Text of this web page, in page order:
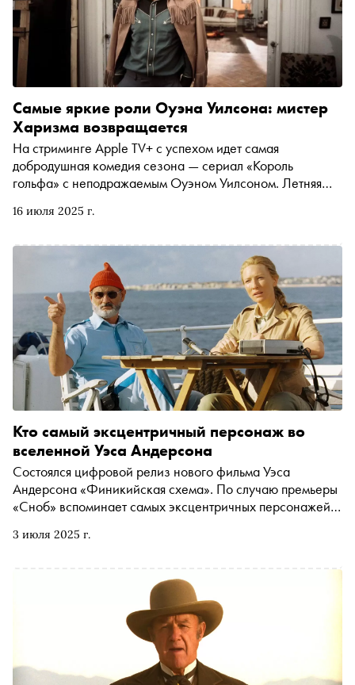
«Безумцев»
16 июля 2025 г.
Самые яркие роли Оуэна Уилсона: мистер
Харизма возвращается
На стриминге Apple TV+ с успехом идет самая
добродушная комедия сезона — сериал «Король
гольфа» с неподражаемым Оуэном Уилсоном. Летняя
заменой «Теду Лассо», предыдущему большому
вспоминает решил пройтись по насыщенной
фильмографии актера и вспоминать его самых ярких
персонажей
3 июля 2025 г.
Кто самый эксцентричный персонаж во
вселенной Уэса Андерсона
Состоялся цифровой релиз нового фильма Уэса
Андерсона «Финикийская схема». По случаю премьеры
«Сноб» вспоминает самых эксцентричных персонажей